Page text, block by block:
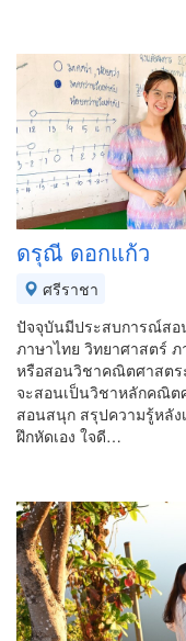
ดรุณี ดอกแก้ว
ศรีราชา
ปัจจุบันมีประสบการณ์ส
ภาษาไทย วิทยาศาสตร์
หรือสอนวิชาคณิตศาสต
จะสอนเป็นวิชาหลักคณิต
สอนสนุก สรุปความรู้หลัง
ฝึกหัดเอง ใจดี…